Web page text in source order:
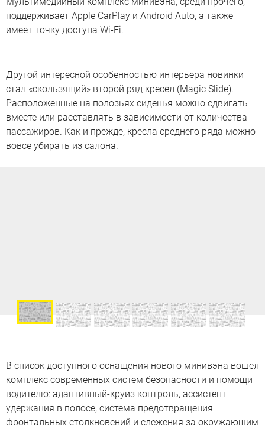
поддерживает Apple CarPlay и Android Auto, а также
имеет точку доступа Wi-Fi.
Другой интересной особенностью интерьера новинки
стал «скользящий» второй ряд кресел (Magic Slide).
Расположенные на полозьях сиденья можно сдвигать
вместе или расставлять в зависимости от количества
пассажиров. Как и прежде, кресла среднего ряда можно
вовсе убирать из салона.
В список доступного оснащения нового минивэна вошел
комплекс современных систем безопасности и помощи
водителю: адаптивный-круиз контроль, ассистент
удержания в полосе, система предотвращения
фронтальных столкновений и слежения за окружающим